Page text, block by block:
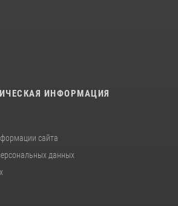
ИНФОРМАЦИЯ
сайта
данных